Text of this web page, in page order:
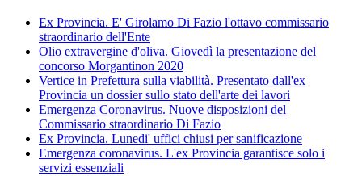
Ex Provincia. E' Girolamo Di Fazio l'ottavo commissario
straordinario dell'Ente
Olio extravergine d'oliva. Giovedì la presentazione del
concorso Morgantinon 2020
Vertice in Prefettura sulla viabilità. Presentato dall'ex
Provincia un dossier sullo stato dell'arte dei lavori
Emergenza Coronavirus. Nuove disposizioni del
Commissario straordinario Di Fazio
Ex Provincia. Lunedi' uffici chiusi per sanificazione
Emergenza coronavirus. L'ex Provincia garantisce solo i
servizi essenziali